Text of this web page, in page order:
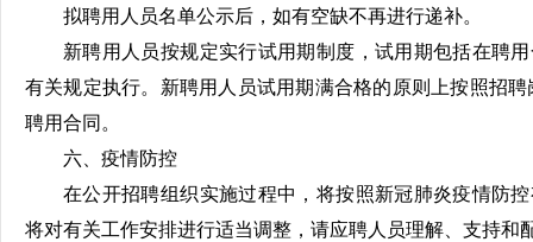
拟聘用人员名单公示后，如有空缺不再进行递补。
新聘用人员按规定实行试用期制度，试用期包括在聘
有关规定执行。新聘用人员试用期满合格的原则上按照招
聘用合同。
六、疫情防控
在公开招聘组织实施过程中，将按照新冠肺炎疫情防
将对有关工作安排进行适当调整，请应聘人员理解、支持和